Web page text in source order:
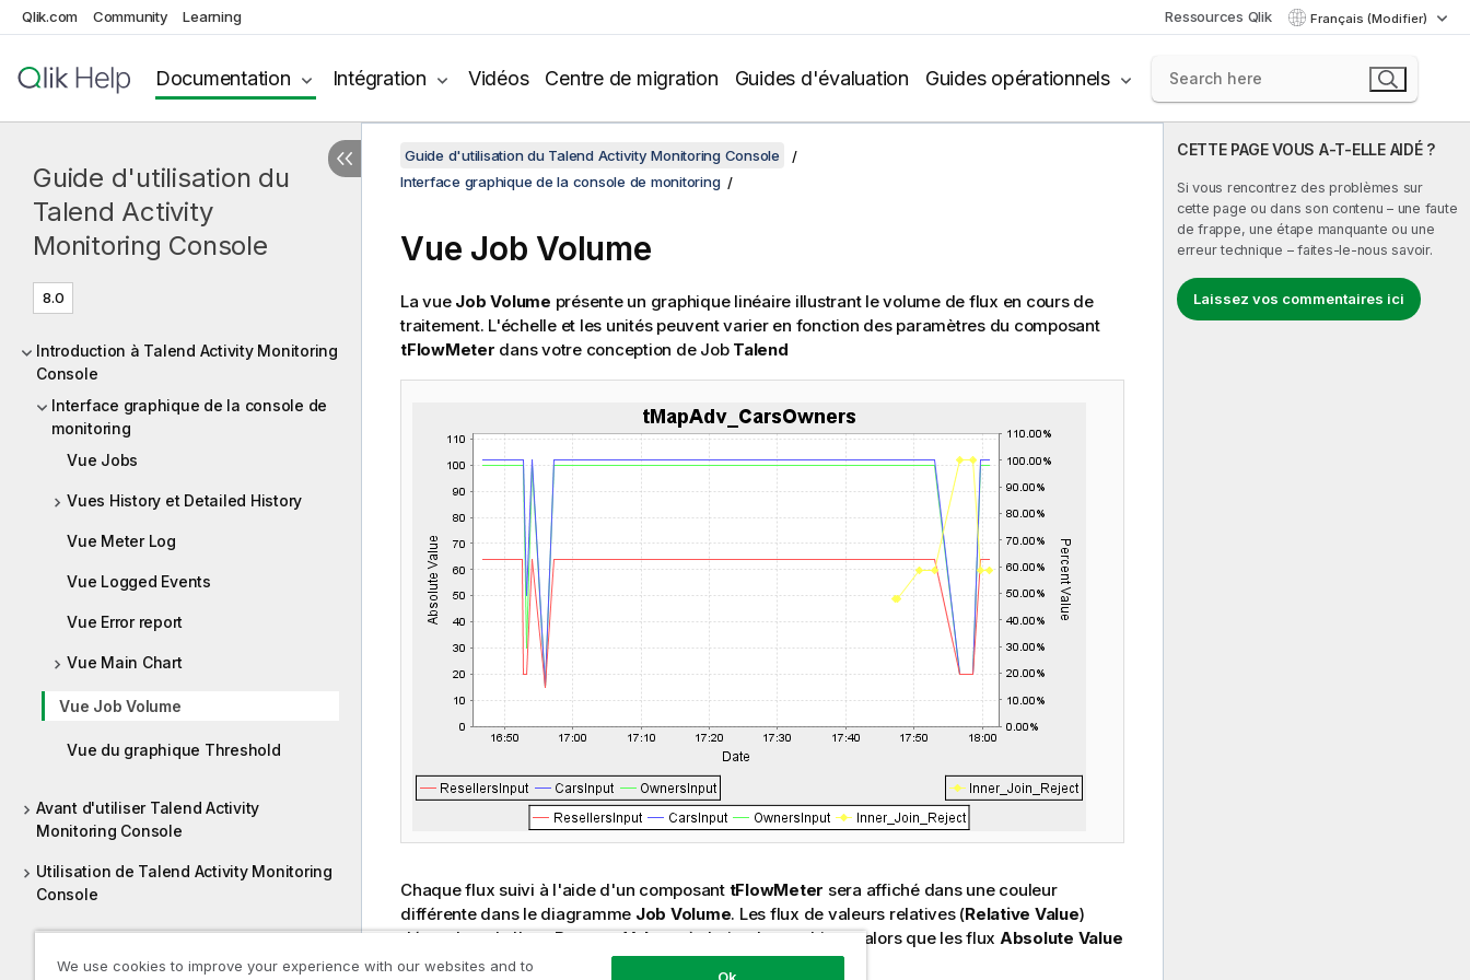
Qlik.com Community Learning Ressources Qlik Français (Modifier)
Documentation Intégration Vidéos Centre de migration Guides d'évaluation Guides opérationnels
Guide d'utilisation du
Talend Activity
Monitoring Console
8.0
Introduction à Talend Activity Monitoring
Console
Interface graphique de la console de
monitoring
Vue Jobs
Vues History et Detailed History
Vue Meter Log
Vue Logged Events
Vue Error report
Vue Main Chart
Vue Job Volume
Vue du graphique Threshold
Avant d'utiliser Talend Activity
Monitoring Console
Utilisation de Talend Activity Monitoring
Console
CETTE PAGE VOUS A-T-ELLE AIDÉ ?
Si vous rencontrez des problèmes sur
cette page ou dans son contenu – une faute
de frappe, une étape manquante ou une
erreur technique – faites-le-nous savoir.
Laissez vos commentaires ici
Guide d'utilisation du Talend Activity Monitoring Console
Interface graphique de la console de monitoring
Vue Job Volume
La vue Job Volume présente un graphique linéaire illustrant le volume de flux en cours de
traitement. L'échelle et les unités peuvent varier en fonction des paramètres du composant
tFlowMeter dans votre conception de Job Talend
Chaque flux suivi à l'aide d'un composant tFlowMeter sera affiché dans une couleur
différente dans le diagramme Job Volume. Les flux de valeurs relatives (Relative Value)
dépendent de l'axePercent Values, à droite du graphique, alors que les flux Absolute Value
suivent l’axe de gauche.
We use cookies to improve your experience with our websites and to